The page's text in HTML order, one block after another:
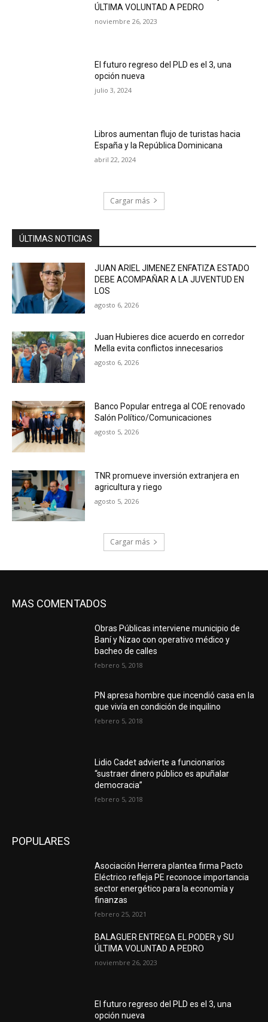
ÚLTIMA VOLUNTAD A PEDRO
noviembre 26, 2023
El futuro regreso del PLD es el 3, una
opción nueva
julio 3, 2024
Libros aumentan flujo de turistas hacia
España y la República Dominicana
abril 22, 2024
Cargar más
ÚLTIMAS NOTICIAS
JUAN ARIEL JIMENEZ ENFATIZA ESTADO
DEBE ACOMPAÑAR A LA JUVENTUD EN
LOS
agosto 6, 2026
Juan Hubieres dice acuerdo en corredor
Mella evita conflictos innecesarios
agosto 6, 2026
Banco Popular entrega al COE renovado
Salón Político/Comunicaciones
agosto 5, 2026
TNR promueve inversión extranjera en
agricultura y riego
agosto 5, 2026
Cargar más
MAS COMENTADOS
Obras Públicas interviene municipio de
Baní y Nizao con operativo médico y
bacheo de calles
febrero 5, 2018
PN apresa hombre que incendió casa en la
que vivía en condición de inquilino
febrero 5, 2018
Lidio Cadet advierte a funcionarios
“sustraer dinero público es apuñalar
democracia”
febrero 5, 2018
POPULARES
Asociación Herrera plantea firma Pacto
Eléctrico refleja PE reconoce importancia
sector energético para la economía y
finanzas
febrero 25, 2021
BALAGUER ENTREGA EL PODER y SU
ÚLTIMA VOLUNTAD A PEDRO
noviembre 26, 2023
El futuro regreso del PLD es el 3, una
opción nueva